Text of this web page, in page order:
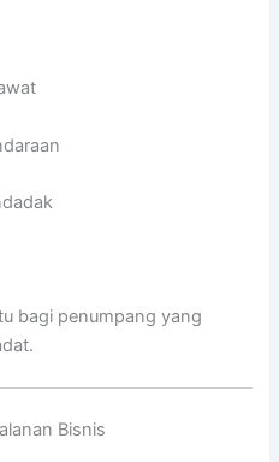
bagi penumpang yang
Bisnis